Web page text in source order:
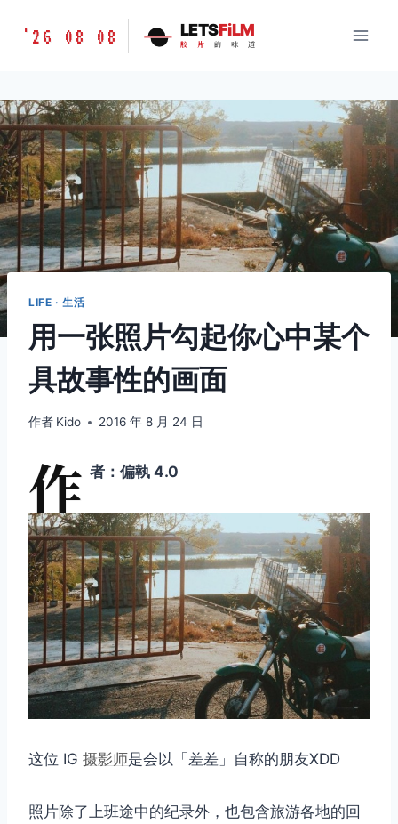
胶
味
道
LETSFILM
'26 08 08 LETSFiLM
胶 片 的 味 道
LIFE · 生活
用一张照片勾起你心中某个
具故事性的画面
作者 Kido 2016 年 8 月 24 日
作 者：偏執 4.0
这位 IG 摄影师是会以「差差」自称的朋友XDD
照片除了上班途中的纪录​​外，也包含旅游各地的回